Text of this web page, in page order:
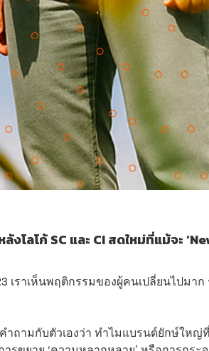
ลังโลโก้ SC และ CI สดใหม่ที่แม้จะ ‘
เราเห็นพฤติกรรมของผู้คนเปลี่ยนไปม
ำถามกับตัวเองว่า ทำไมแบรนด์ยักษ์ให